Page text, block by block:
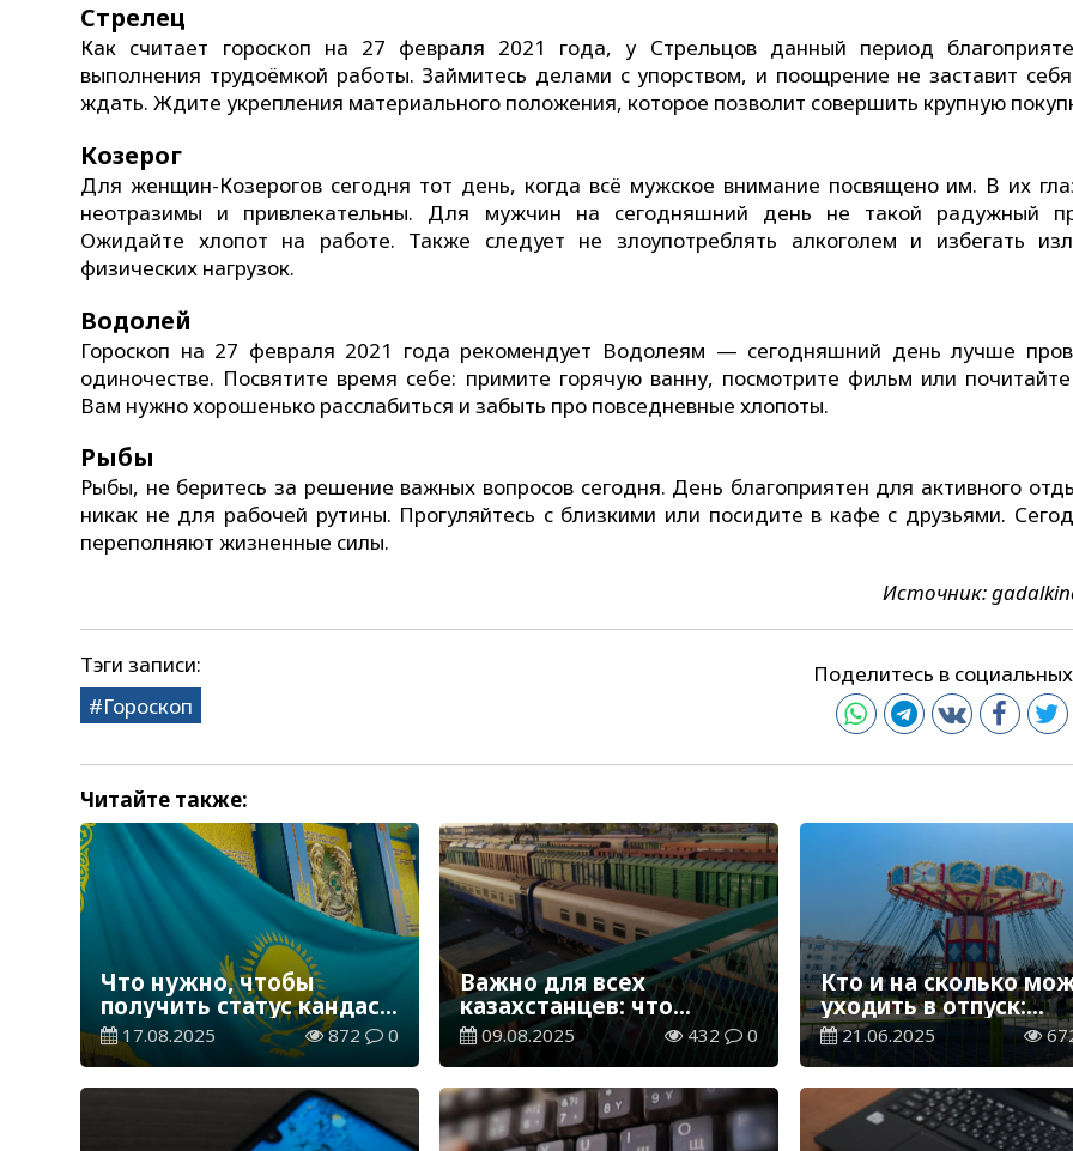
Стрелец
Как считает гороскоп на 27 февраля 2021 года, у Стрельцов данный период
выполнения трудоёмкой работы. Займитесь делами с упорством, и поощрение не заставит
ждать. Ждите укрепления материального положения, которое позволит совершить крупную
Козерог
Для женщин-Козерогов сегодня тот день, когда всё мужское внимание посвящено им. В их
неотразимы и привлекательны. Для мужчин на сегодняшний день не такой радужный
Ожидайте хлопот на работе. Также следует не злоупотреблять алкоголем и избегать
физических нагрузок.
Водолей
Гороскоп на 27 февраля 2021 года рекомендует Водолеям — сегодняшний день лучше
одиночестве. Посвятите время себе: примите горячую ванну, посмотрите фильм или почитайте
Вам нужно хорошенько расслабиться и забыть про повседневные хлопоты.
Рыбы
Рыбы, не беритесь за решение важных вопросов сегодня. День благоприятен для активного
никак не для рабочей рутины. Прогуляйтесь с близкими или посидите в кафе с друзьями.
переполняют жизненные силы.
Источник:
Тэги записи:
Гороскоп
Поделитесь в
Читайте также:
Что нужно, чтобы
получить статус кандаса
в Казахстане
17.08.2025 872 0
Важно для всех
казахстанцев: что
делать, если вы
опоздали на поезд
09.08.2025 432 0
Кто и на сколько
уходить в отпуск:
разъяснения
РК
21.06.2025